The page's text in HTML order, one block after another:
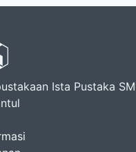
Ista Pustaka